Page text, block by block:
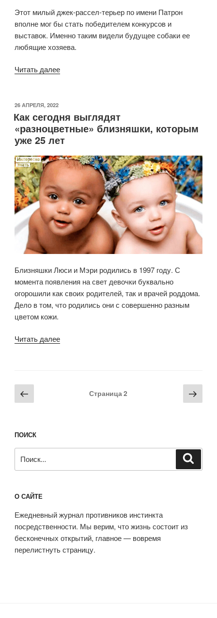
Этот милый джек-рассел-терьер по имени Патрон
вполне мог бы стать победителем конкурсов и
выставок. Именно таким видели будущее собаки ее
любящие хозяева.
Читать далее«Умный
кличке
Патрон
спас
не
одну
жизнь»
ОПУБЛИКОВАНО
26 АПРЕЛЯ, 2022
Как сегодня выглядят
«разноцветные» близняшки, которым
уже 25 лет
Близняшки Люси и Мэри родились в 1997 году. С
момента появления на свет девочки буквально
огорошили как своих родителей, так и врачей роддома.
Дело в том, что родились они с совершенно разным
цветом кожи.
Читать далее«Как
Пагинация
записей
Предыдущая
страница
Страница2
ПОИСК
О САЙТЕ
Ежедневный журнал противников инстинкта
посредственности. Мы верим, что жизнь состоит из
бесконечных открытий, главное — вовремя
перелистнуть страницу.